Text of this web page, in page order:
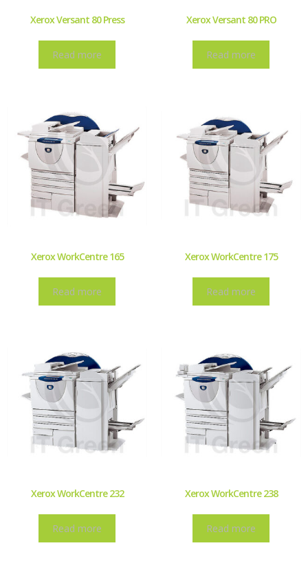
Xerox Versant 80 Press
Read more
Xerox Versant 80 PRO
Read more
Xerox WorkCentre 165
Read more
Xerox WorkCentre 175
Read more
Xerox WorkCentre 232
Read more
Xerox WorkCentre 238
Read more